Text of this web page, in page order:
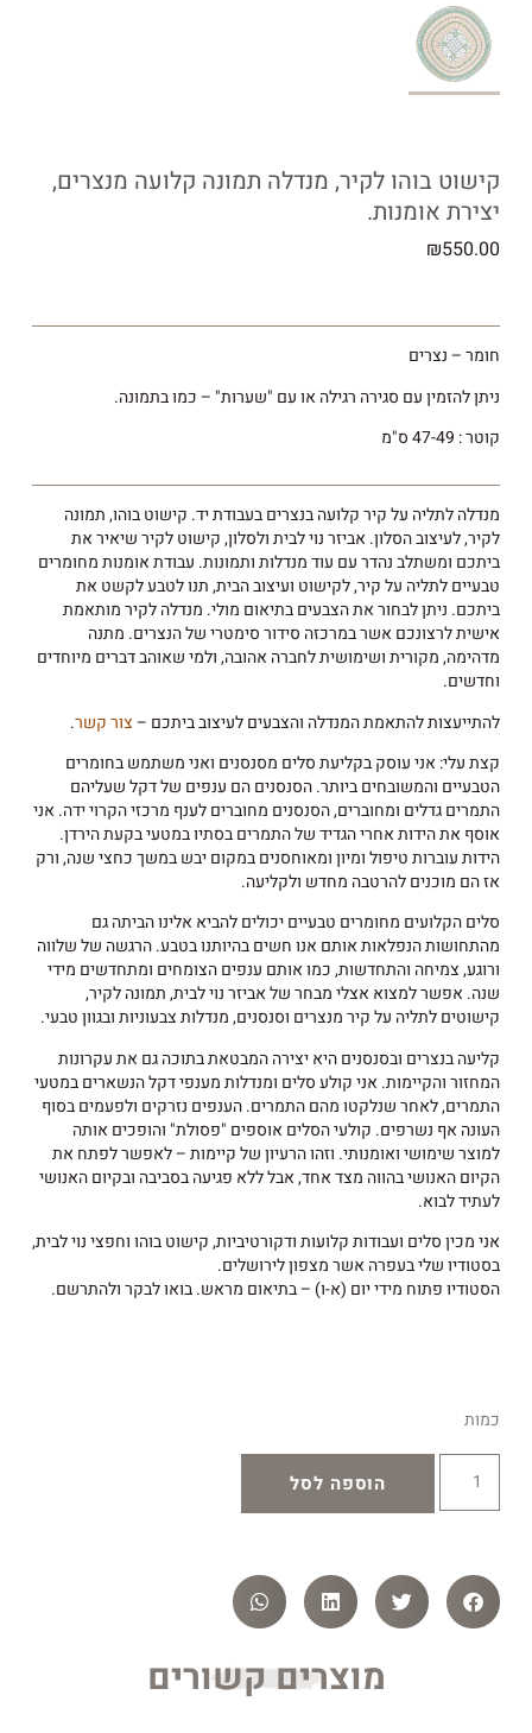
קישוט בוהו לקיר, מנדלה תמונה קלועה מנצרים,
יצירת אומנות.
₪550.00
חומר – נצרים
ניתן להזמין עם סגירה רגילה או עם "שערות" – כמו בתמונה.
קוטר : 47-49 ס"מ
מנדלה לתליה על קיר קלועה בנצרים בעבודת יד. קישוט בוהו, תמונה
לקיר, לעיצוב הסלון. אביזר נוי לבית ולסלון, קישוט לקיר שיאיר את
ביתכם ומשתלב נהדר עם עוד מנדלות ותמונות. עבודת אומנות מחומרים
טבעיים לתליה על קיר, לקישוט ועיצוב הבית, תנו לטבע לקשט את
ביתכם. ניתן לבחור את הצבעים בתיאום מולי. מנדלה לקיר מותאמת
אישית לרצונכם אשר במרכזה סידור סימטרי של הנצרים. מתנה
מדהימה, מקורית ושימושית לחברה אהובה, ולמי שאוהב דברים מיוחדים
וחדשים.
להתייעצות להתאמת המנדלה והצבעים לעיצוב ביתכם – צור קשר.
קצת עלי: אני עוסק בקליעת סלים מסנסנים ואני משתמש בחומרים
הטבעיים והמשובחים ביותר. הסנסנים הם ענפים של דקל שעליהם
התמרים גדלים ומחוברים, הסנסנים מחוברים לענף מרכזי הקרוי ידה. אני
אוסף את הידות אחרי הגדיד של התמרים בסתיו במטעי בקעת הירדן.
הידות עוברות טיפול ומיון ומאוחסנים במקום יבש במשך כחצי שנה, ורק
אז הם מוכנים להרטבה מחדש ולקליעה.
סלים הקלועים מחומרים טבעיים יכולים להביא אלינו הביתה גם
מהתחושות הנפלאות אותם אנו חשים בהיותנו בטבע. הרגשה של שלווה
ורוגע, צמיחה והתחדשות, כמו אותם ענפים הצומחים ומתחדשים מידי
שנה. אפשר למצוא אצלי מבחר של אביזר נוי לבית, תמונה לקיר,
קישוטים לתליה על קיר מנצרים וסנסנים, מנדלות צבעוניות ובגוון טבעי.
קליעה בנצרים ובסנסנים היא יצירה המבטאת בתוכה גם את עקרונות
המחזור והקיימות. אני קולע סלים ומנדלות מענפי דקל הנשארים במטעי
התמרים, לאחר שנלקטו מהם התמרים. הענפים נזרקים ולפעמים בסוף
העונה אף נשרפים. קולעי הסלים אוספים "פסולת" והופכים אותה
למוצר שימושי ואומנותי. וזהו הרעיון של קיימות – לאפשר לפתח את
הקיום האנושי בהווה מצד אחד, אבל ללא פגיעה בסביבה ובקיום האנושי
לעתיד לבוא.
אני מכין סלים ועבודות קלועות ודקורטיביות, קישוט בוהו וחפצי נוי לבית,
בסטודיו שלי בעפרה אשר מצפון לירושלים.
הסטודיו פתוח מידי יום (א-ו) – בתיאום מראש. בואו לבקר ולהתרשם.
כמות
הוספה לסל
מוצרים קשורים